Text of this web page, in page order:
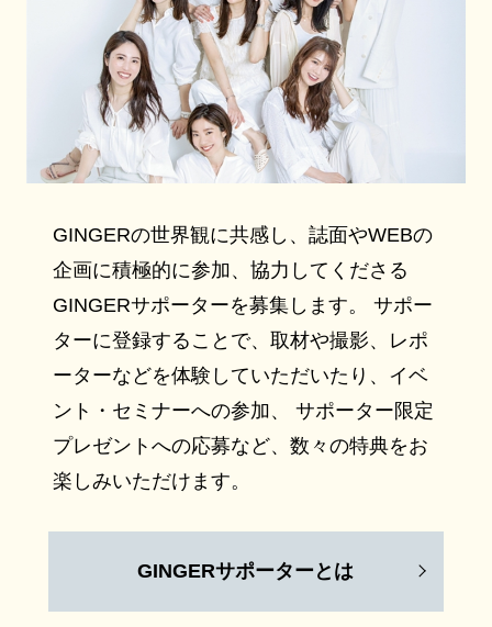
GINGERの世界観に共感し、誌面やWEBの
企画に積極的に参加、協力してくださる
GINGERサポーターを募集します。 サポー
ターに登録することで、取材や撮影、レポ
ーターなどを体験していただいたり、イベ
ント・セミナーへの参加、 サポーター限定
プレゼントへの応募など、数々の特典をお
楽しみいただけます。
GINGERサポーターとは